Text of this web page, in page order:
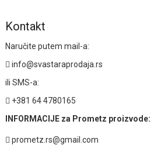
Kontakt
Naručite putem mail-a:
info@svastaraprodaja.rs
ili SMS-a:
+381 64 4780165
INFORMACIJE za Prometz proizvode:
prometz.rs@gmail.com